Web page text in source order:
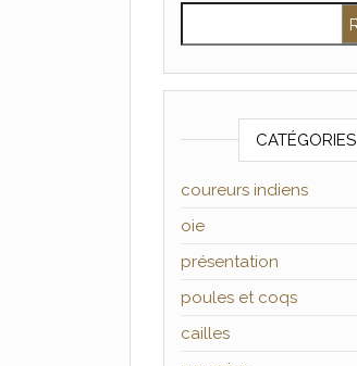
CATÉGORIES
coureurs indiens
oie
présentation
poules et coqs
cailles